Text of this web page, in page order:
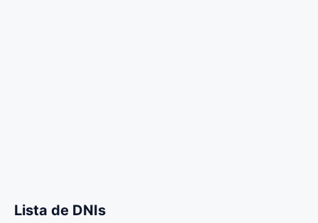
Lista de DNIs